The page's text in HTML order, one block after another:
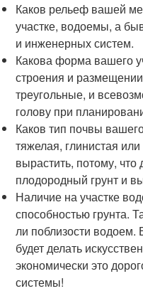
Каков рельеф вашей
участке, водоемы, а
и инженерных систем.
Какова форма вашего
строения и
треугольные, и
голову при
Каков тип почвы
тяжелая, глинистая
вырастить, потому,
плодородный грунт и
Наличие на участке
способностью грунта.
ли поблизости водоем.
будет делать
экономически это
системы!